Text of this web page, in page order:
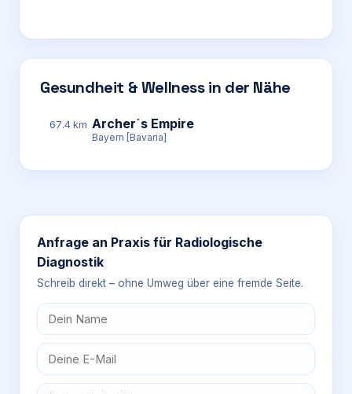
Gesundheit & Wellness in der Nähe
67.4 km Archer´s Empire
Bayern [Bavaria]
Anfrage an Praxis für Radiologische
Diagnostik
Schreib direkt – ohne Umweg über eine fremde Seite.